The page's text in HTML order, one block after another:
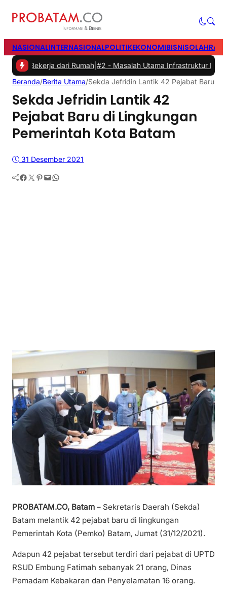
NASIONALINTERNASIONALPOLITIKEKONOMIBISNIS
dari Rumah|#2 -Masalah Utama Infrastruktur Pengisian
Beranda/Berita Utama/Sekda Jefridin Lantik 42 Pejabat Baru di
Sekda Jefridin Lantik 42
Pejabat Baru di Lingkungan
Pemerintah Kota Batam
31 Desember 2021
Facebook Twitter Pinterest Mail WhatsApp
PROBATAM.CO, Batam – Sekretaris Daerah (Sekda)
Batam melantik 42 pejabat baru di lingkungan
Pemerintah Kota (Pemko) Batam, Jumat (31/12/2021).
Adapun 42 pejabat tersebut terdiri dari pejabat di UPTD
RSUD Embung Fatimah sebanyak 21 orang, Dinas
Pemadam Kebakaran dan Penyelamatan 16 orang.